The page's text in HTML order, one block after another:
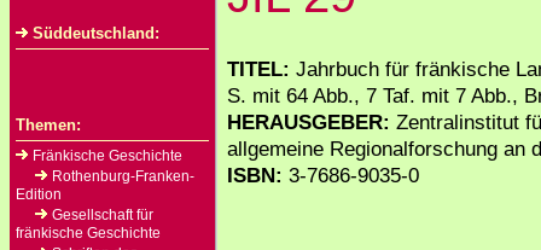
Süddeutschland:
Themen:
Fränkische Geschichte
Rothenburg-Franken-
Edition
Gesellschaft für
fränkische Geschichte
TITEL: Jahrbuch für fränkische
S. mit 64 Abb., 7 Taf. mit 7 Abb.,
HERAUSGEBER: Zentralinstitut
allgemeine Regionalforschung an
ISBN: 3-7686-9035-0